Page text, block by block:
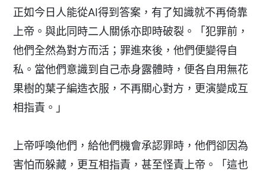
正如今日人能從AI得到答案，有了知識就不再倚靠
上帝。與此同時二人關係亦即時破裂。「犯罪前，
他們全然為對方而活；罪進來後，他們便變得自
私。當他們意識到自己赤身露體時，便各自用無花
果樹的葉子編造衣服，不再關心對方，更演變成互
相指責。」
上帝呼喚他們，給他們機會承認罪時，他們卻因為
害怕而躲藏，更互相指責，甚至怪責上帝。「這也